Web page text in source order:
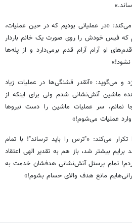
«در عملیاتی بودیم که در حین عملیات،
که فیس خودش را روی صورت یک خانم باردار
او آرام آرام قدم برمی‌دارد و از پله‌ها
نشود!»
و می‌گوید: «آنقدر قشنگی‌ها در عملیات زیاد
ماشین آتش‌نشانی شدم ولی برای اینکه از
سر عملیات ماشین را دست نیروها
عملیات می‌شوم!»
می‌کند: «"ترس را باید ترساند"! با تمام
بیشتر شد، باز هم به تقدیر الهی اعتقاد
تمام پرسنل آتش‌نشانی هدفشان خدمت به
مانع هدف والای حسام بشوم!»